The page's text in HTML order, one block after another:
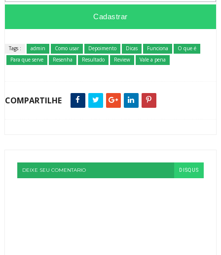
Tags : admin Como usar Depoimento Dicas Funciona
O que é
Para que serve
Resenha Resultado Review Vale a pena
COMPARTILHE
DEIXE SEU COMENTARIO DISQUS